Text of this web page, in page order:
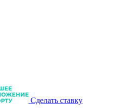
Сделать ставку